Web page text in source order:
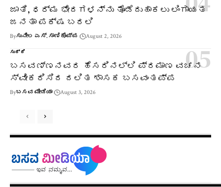
ಜಾತಿ, ಧರ್ಮ ಭೇದಗಳನ್ನು ತೊಡೆದುಹಾಕಲು ಲಿಂಗಾಯತ
ಜನತಾ ಪಕ್ಷ ಬರಲಿ
Byಸುನೀಲ ಎಸ್. ಸಾಣಿಕೊಪ್ಪ August 2, 2026
ಸುದ್ದಿ
ಬಸವಣ್ಣನವರ ಹೆಸರಿನಲ್ಲಿ ಪ್ರಮಾಣ ವಚನ
ಸ್ವೀಕರಿಸಿದ ದಲಿತ ಶಾಸಕ ಬಸವಂತಪ್ಪ
Byಬಸವ ಮೀಡಿಯಾ August 3, 2026